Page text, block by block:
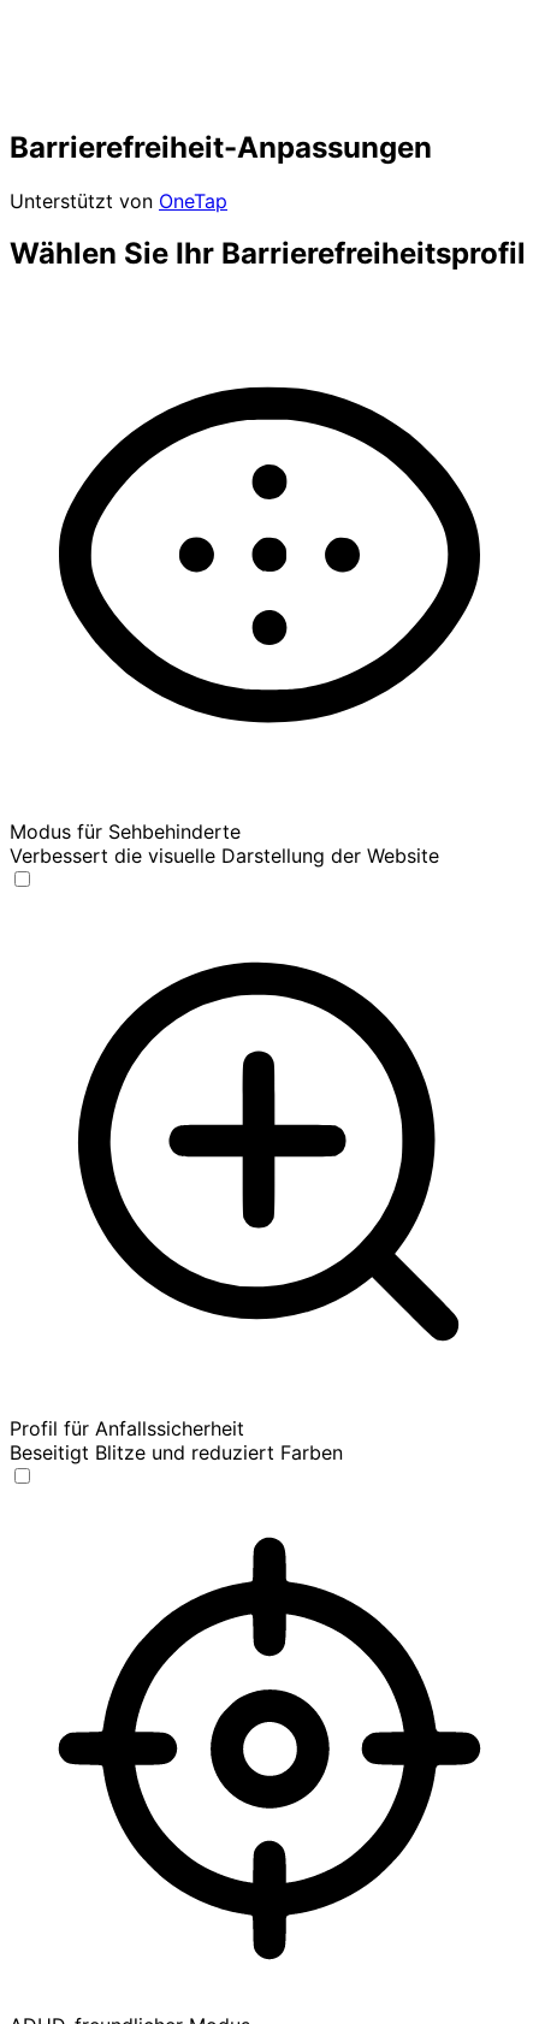
Barrierefreiheit-Anpassungen
Unterstützt von OneTap
Wählen Sie Ihr Barrierefreiheitsprofil
Modus für Sehbehinderte
Verbessert die visuelle Darstellung der Website
Profil für Anfallssicherheit
Beseitigt Blitze und reduziert Farben